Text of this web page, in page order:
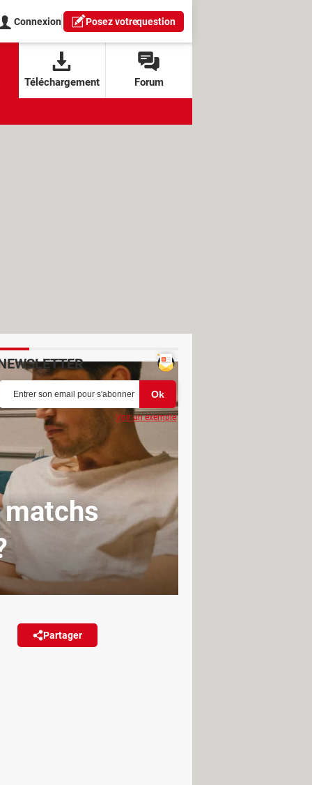
Connexion Posez votrequestion
Téléchargement Forum
Partager
ils sont en voyage à
Voir un exemple